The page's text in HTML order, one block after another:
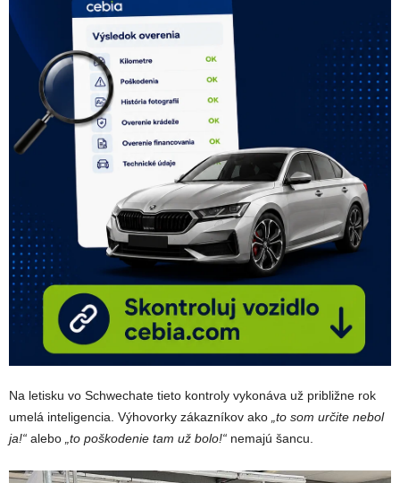
Na letisku vo Schwechate tieto kontroly vykonáva už približne rok
umelá inteligencia. Výhovorky zákazníkov ako „to som určite nebol
ja!“ alebo „to poškodenie tam už bolo!“ nemajú šancu.